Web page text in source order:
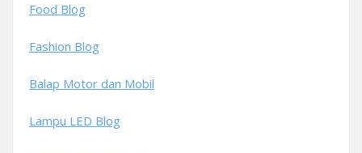
Food Blog
Fashion Blog
Balap Motor dan Mobil
Lampu LED Blog